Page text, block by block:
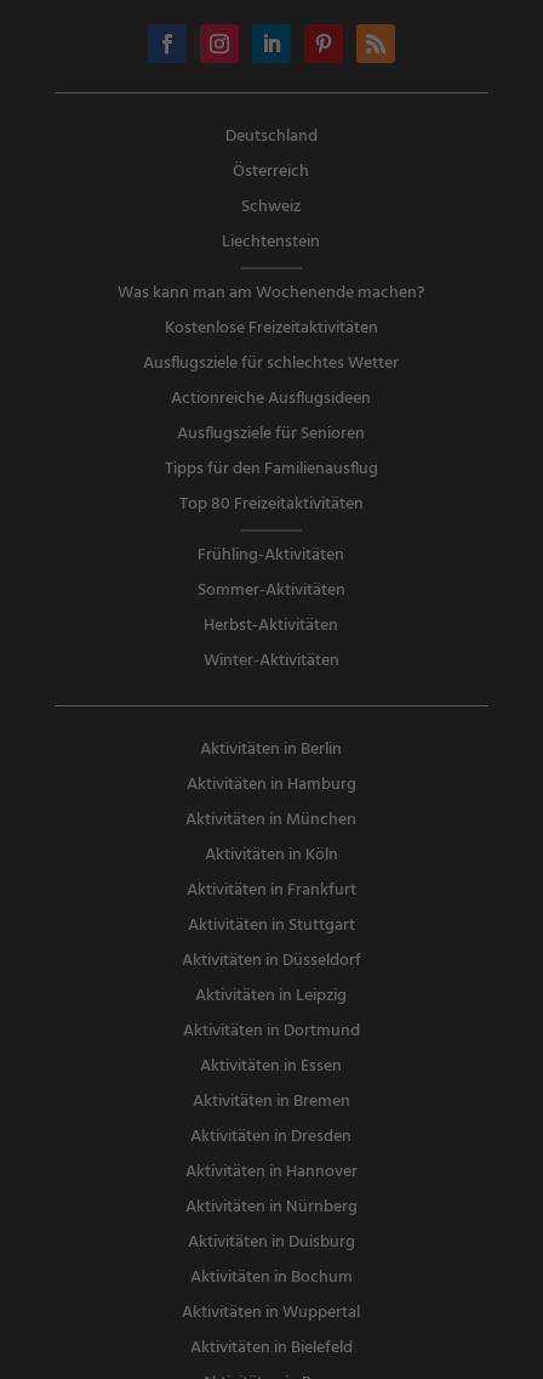
Deutschland
Österreich
Schweiz
Liechtenstein
Was kann man am Wochenende machen?
Kostenlose Freizeitaktivitäten
Ausflugsziele für schlechtes Wetter
Actionreiche Ausflugsideen
Ausflugsziele für Senioren
Tipps für den Familienausflug
Top 80 Freizeitaktivitäten
Frühling-Aktivitäten
Sommer-Aktivitäten
Herbst-Aktivitäten
Winter-Aktivitäten
Aktivitäten in Berlin
Aktivitäten in Hamburg
Aktivitäten in München
Aktivitäten in Köln
Aktivitäten in Frankfurt
Aktivitäten in Stuttgart
Aktivitäten in Düsseldorf
Aktivitäten in Leipzig
Aktivitäten in Dortmund
Aktivitäten in Essen
Aktivitäten in Bremen
Aktivitäten in Dresden
Aktivitäten in Hannover
Aktivitäten in Nürnberg
Aktivitäten in Duisburg
Aktivitäten in Bochum
Aktivitäten in Wuppertal
Aktivitäten in Bielefeld